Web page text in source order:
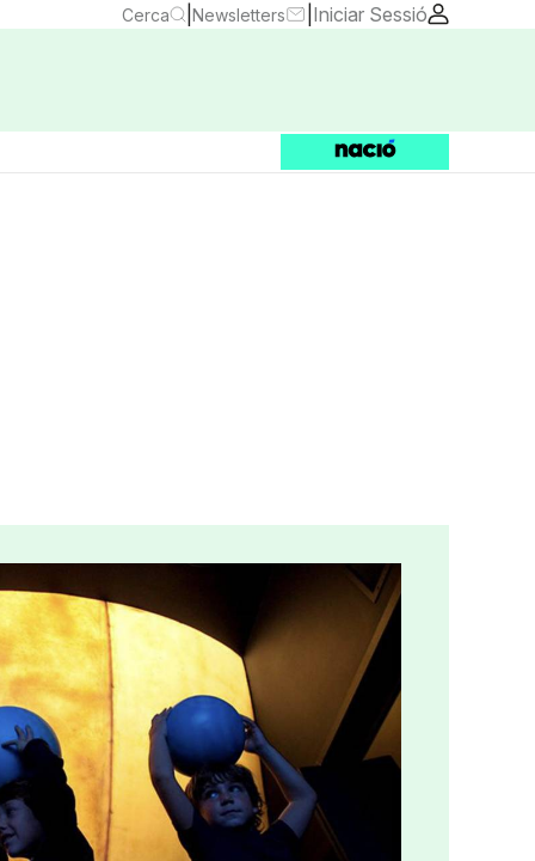
Cerca Newsletters Iniciar Sessió